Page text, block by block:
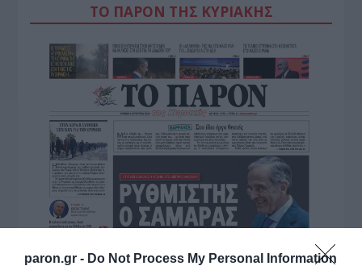
paron.gr - Do Not Process My Personal Information
ΤΟ ΠΑΡΟΝ ΤΗΣ ΚΥΡΙΑΚΗΣ